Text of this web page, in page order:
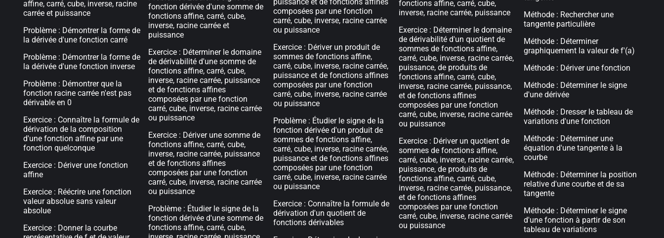
affine, carré, cube, inverse, racine
carrée et puissance
Problème : Démontrer la forme de
la dérivée d'une fonction carré
Problème : Démontrer la forme de
la dérivée d'une fonction inverse
Problème : Démontrer que la
fonction racine carrée n'est pas
dérivable en 0
Exercice : Connaître la formule de
dérivation de la composition
d'une fonction affine par une
fonction quelconque
Exercice : Dériver une fonction
affine
Exercice : Réécrire une fonction
valeur absolue sans valeur
absolue
Exercice : Donner la courbe
fonction dérivée d'une somme de
fonctions affine, carré, cube,
inverse, racine carrée et
puissance
Exercice : Déterminer le domaine
de dérivabilité d'une somme de
fonctions affine, carré, cube,
inverse, racine carrée, puissance
et de fonctions affines
composées par une fonction
carré, cube, inverse, racine carrée
ou puissance
Exercice : Dériver une somme de
fonctions affine, carré, cube,
inverse, racine carrée, puissance
et de fonctions affines
composées par une fonction
carré, cube, inverse, racine carrée
ou puissance
Problème : Étudier le signe de la
fonction dérivée d'une somme de
fonctions affine, carré, cube,
composées par une fonction
carré, cube, inverse, racine carrée
ou puissance
Exercice : Dériver un produit de
sommes de fonctions affine,
carré, cube, inverse, racine carrée,
puissance et de fonctions affines
composées par une fonction
carré, cube, inverse, racine carrée
ou puissance
Problème : Étudier le signe de la
fonction dérivée d'un produit de
sommes de fonctions affine,
carré, cube, inverse, racine carrée,
puissance et de fonctions affines
composées par une fonction
carré, cube, inverse, racine carrée
ou puissance
Exercice : Connaître la formule de
dérivation d'un quotient de
fonctions dérivables
fonctions affine, carré, cube,
inverse, racine carrée, puissance
Exercice : Déterminer le domaine
de dérivabilité d'un quotient de
sommes de fonctions affine,
carré, cube, inverse, racine carrée,
puissance, de produits de
fonctions affine, carré, cube,
inverse, racine carrée, puissance,
et de fonctions affines
composées par une fonction
carré, cube, inverse, racine carrée
ou puissance
Exercice : Dériver un quotient de
sommes de fonctions affine,
carré, cube, inverse, racine carrée,
puissance, de produits de
fonctions affine, carré, cube,
inverse, racine carrée, puissance,
et de fonctions affines
composées par une fonction
carré, cube, inverse, racine carrée
ou puissance
Méthode : Rechercher une
tangente particulière
Méthode : Déterminer
graphiquement la valeur de f'(a)
Méthode : Dériver une fonction
Méthode : Déterminer le signe
d'une dérivée
Méthode : Dresser le tableau de
variations d'une fonction
Méthode : Déterminer une
équation d'une tangente à la
courbe
Méthode : Déterminer la position
relative d'une courbe et de sa
tangente
Méthode : Déterminer le signe
d'une fonction à partir de son
tableau de variations